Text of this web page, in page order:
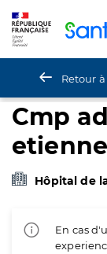
Retour
Cmp
etienne
Hôpital de
En cas